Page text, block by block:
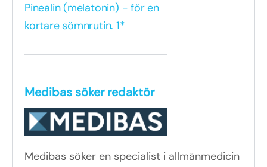
Pinealin (melatonin) - för en
kortare sömnrutin. 1*
Medibas söker redaktör
Medibas söker en specialist i allmänmedicin